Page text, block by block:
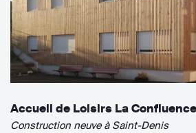
Accueil de Loisirs La
Construction neuve à Saint-Denis